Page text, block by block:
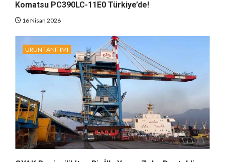
Komatsu PC390LC-11E0 Türkiye’de!
16 Nisan 2026
ÜRÜN TANITIMI